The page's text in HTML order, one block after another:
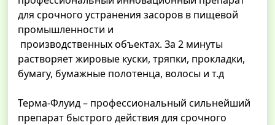
для срочного устранения засоров в пищевой
промышленности и
производственных объектах. За 2 минуты
растворяет жировые куски, тряпки, прокладки,
бумагу, бумажные полотенца, волосы и т.д
Терма-Флуид – профессиональный сильнейший
препарат быстрого действия для срочного